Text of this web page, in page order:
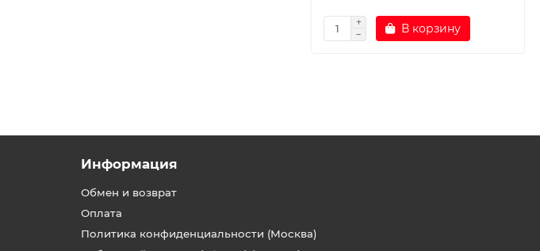
В корзину
Информация
Обмен и возврат
Оплата
Политика конфиденциальности (Москва)